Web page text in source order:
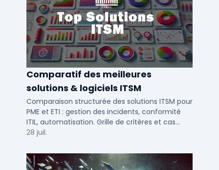
Comparatif des meilleures
solutions & logiciels ITSM
Comparaison structurée des solutions ITSM pour
PME et ETI : gestion des incidents, conformité
ITIL, automatisation. Grille de critères et cas
d'usage par taille d'entreprise.
28 juil.